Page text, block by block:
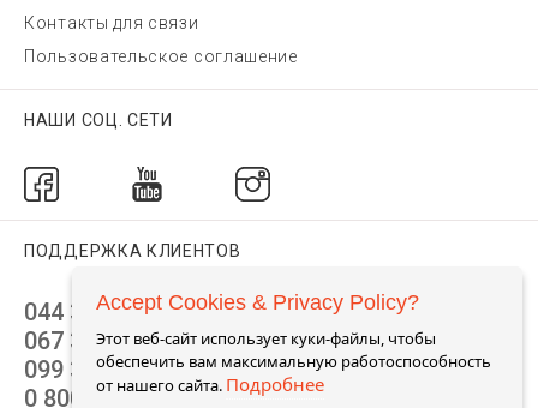
Контакты для связи
Пользовательское соглашение
НАШИ СОЦ. СЕТИ
ПОДДЕРЖКА КЛИЕНТОВ
044 392 44 45
067 344 14 44 (viber)
099 399 23 80
0 800 305 805
Accept Cookies & Privacy Policy?
Этот веб-сайт использует куки-файлы, чтобы
обеспечить вам максимальную работоспособность
от нашего сайта. Подробнее